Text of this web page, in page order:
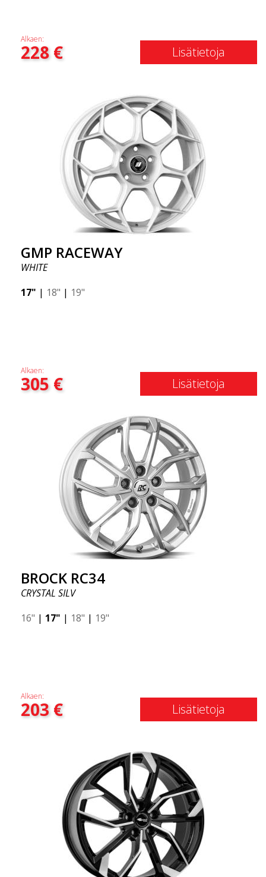
Alkaen:
228€ Lisätietoja
GMP RACEWAY
WHITE
17" | 18" | 19"
Alkaen:
305€ Lisätietoja
BROCK RC34
CRYSTAL SILV
16" | 17" | 18" | 19"
Alkaen:
203€ Lisätietoja